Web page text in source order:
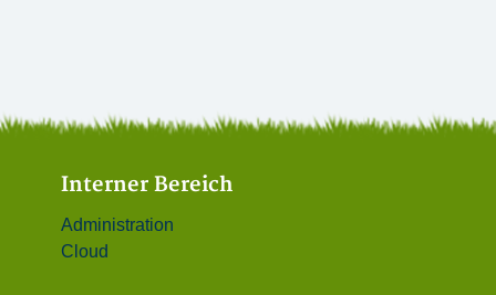
Interner Bereich
Administration
Cloud